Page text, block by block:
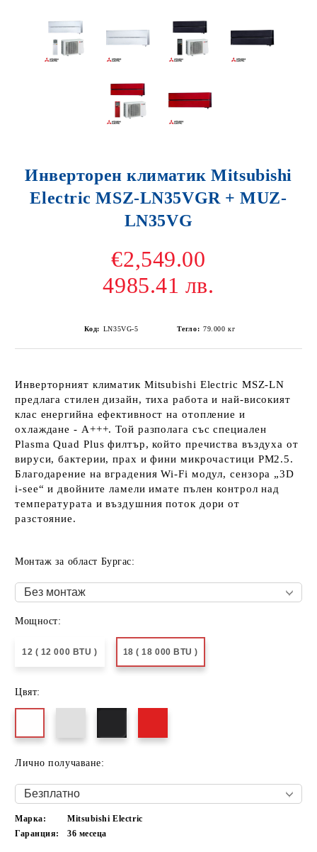
Инверторен климатик Mitsubishi
Electric MSZ-LN35VGR + MUZ-
LN35VG
€2,549.00
4985.41 лв.
Код: LN35VG-5 Тегло: 79.000 кг
Инверторният климатик Mitsubishi Electric MSZ-LN
предлага стилен дизайн, тиха работа и най-високият
клас енергийна ефективност на отопление и
охлаждане - А+++. Той разполага със специален
Plasma Quad Plus филтър, който пречиства въздуха от
вируси, бактерии, прах и фини микрочастици PM2.5.
Благодарение на вградения Wi-Fi модул, сензора „3D
i-see“ и двойните ламели имате пълен контрол над
температурата и въздушния поток дори от
разстояние.
Монтаж за област Бургас:
Мощност:
12 ( 12 000 BTU ) 18 ( 18 000 BTU )
Цвят:
Лично получаване:
Марка:
Mitsubishi Electric
Гаранция:
36 месеца